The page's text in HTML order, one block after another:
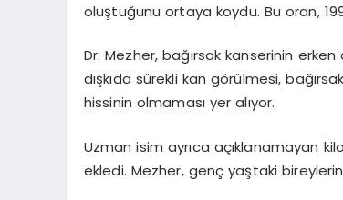
oluştuğunu ortaya koydu. Bu oran,
Dr. Mezher, bağırsak kanserinin
dışkıda sürekli kan görülmesi,
hissinin olmaması yer alıyor.
Uzman isim ayrıca açıklanamayan
ekledi. Mezher, genç yaştaki